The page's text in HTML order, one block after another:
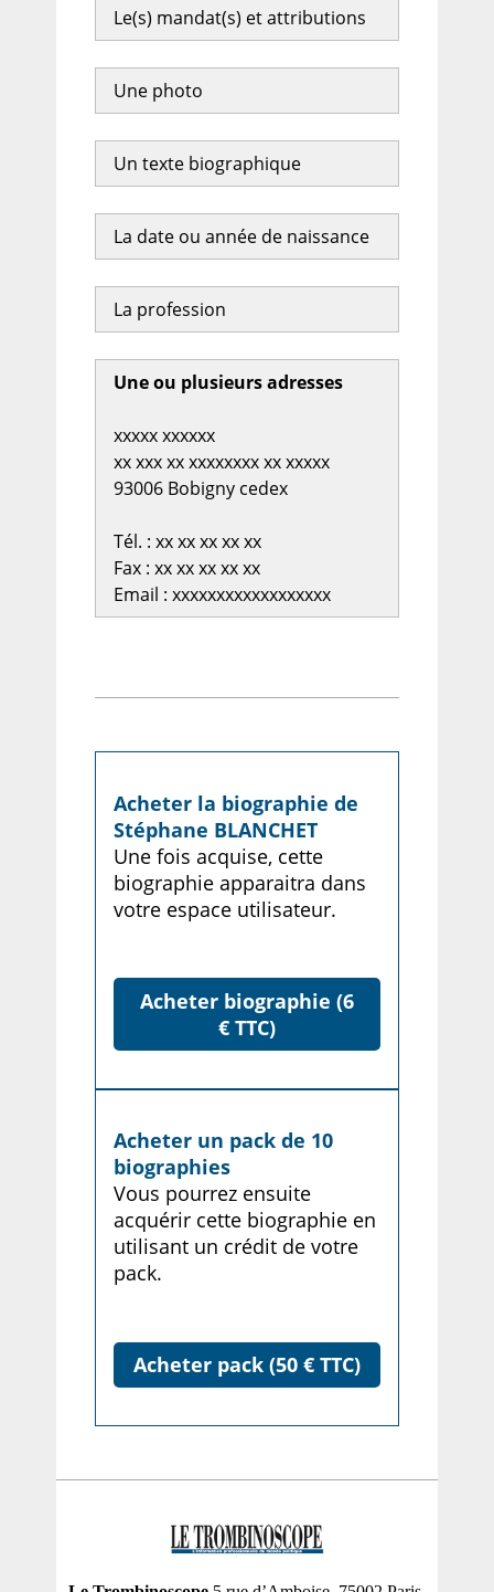
Le(s) mandat(s) et attributions
Une photo
Un texte biographique
La date ou année de naissance
La profession
Une ou plusieurs adresses
xxxxx xxxxxx
xx xxx xx xxxxxxxx xx xxxxx
93006 Bobigny cedex
Tél. : xx xx xx xx xx
Fax : xx xx xx xx xx
Email : xxxxxxxxxxxxxxxxxx
Acheter la biographie de
Stéphane BLANCHET
Une fois acquise, cette
biographie apparaitra dans
votre espace utilisateur.
Acheter biographie (6
€ TTC)
Acheter un pack de 10
biographies
Vous pourrez ensuite
acquérir cette biographie en
utilisant un crédit de votre
pack.
Acheter pack (50 € TTC)